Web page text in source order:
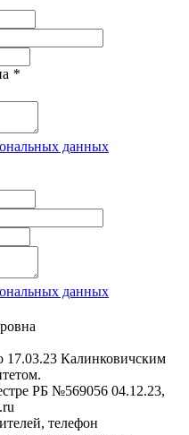
*
данных
данных
17.03.23 Калинковичским
РБ №569056 04.12.23,
телефон